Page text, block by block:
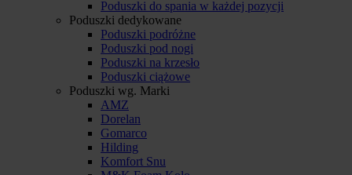
Poduszki do spania w każdej pozycji
Poduszki dedykowane
Poduszki podróżne
Poduszki pod nogi
Poduszki na krzesło
Poduszki ciążowe
Poduszki wg. Marki
AMZ
Dorelan
Gomarco
Hilding
Komfort Snu